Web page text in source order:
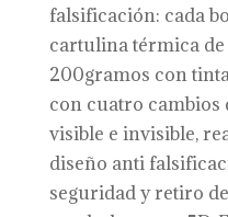
falsificación: cada
cartulina térmica de
200gramos con
con cuatro
visible e invisible,
diseño anti
seguridad y retiro